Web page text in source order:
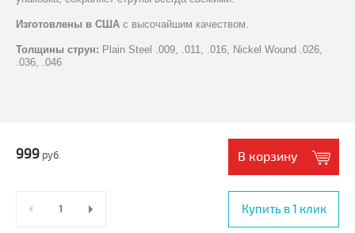
Изготовлены в США с высочайшим качеством.
Толщины струн: Plain Steel .009, .011, .016, Nickel Wound .026,
.036, .046
999 руб. В корзину
Купить в 1 клик